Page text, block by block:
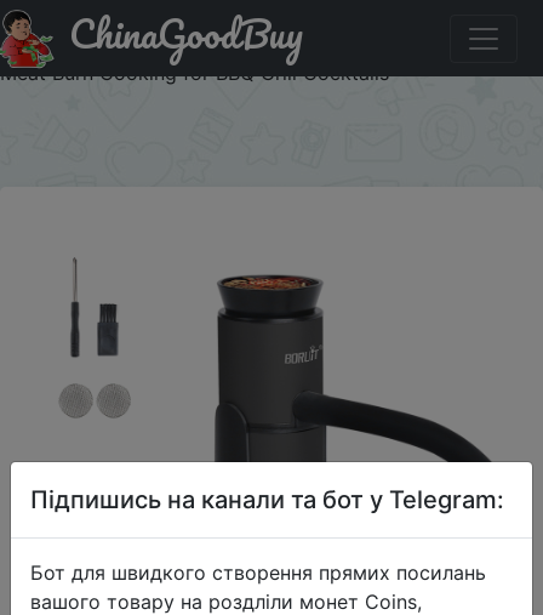
Придбати по акціи BORUiT Smoker Infuser Portable
Molecular Cuisine Smoking Food Cold Smoke Generator
Meat Burn Cooking for BBQ Grill Cocktails
ChinaGoodBuy
Підпишись на канали та бот у Telegram:
Бот для швидкого створення прямих посилань
вашого товару на роздліли монет Coins,